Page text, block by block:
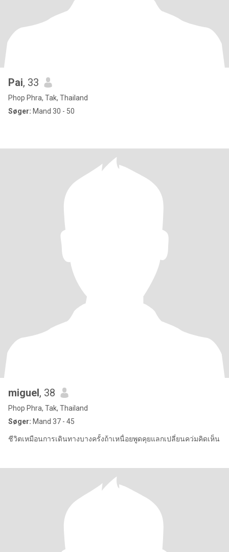
Pai, 33
Phop Phra, Tak, Thailand
Søger: Mand 30 - 50
miguel, 38
Phop Phra, Tak, Thailand
Søger: Mand 37 - 45
ชีวิตเหมือนการเดินทางบางครั้งถ้าเหนื่อยพูดคุยแลกเปลี่ยนคว่มคิดเห็น